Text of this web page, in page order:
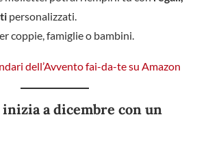
personalizzati.
coppie, famiglie o bambini.
dell’Avvento fai-da-te su Amazon
a dicembre con un